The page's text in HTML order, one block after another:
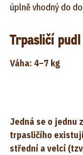
úplně vhodný do
Trpasličí pudl
Váha: 4–7 kg
Jedná se o jednu
trpasličího
střední a velcí